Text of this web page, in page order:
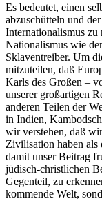
Es bedeutet, einen
abzuschütteln und
Internationalismus zu
Nationalismus wie
Sklaventreiber. Um
mitzuteilen, daß
Karls des Großen –
unserer großartigen
anderen Teilen der
in Indien,
wir verstehen, daß
Zivilisation haben als
damit unser Beitrag
jüdisch-christlichen
Gegenteil, zu
kommende Welt,